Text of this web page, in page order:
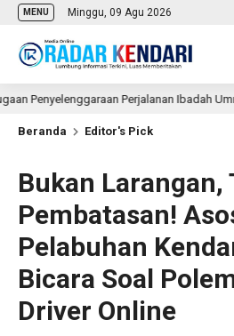
MENU Minggu, 09 Agu 2026
Perjalanan Ibadah Umrah
Beranda Editor's Pick
Bukan Larangan,
Pembatasan!
Pelabuhan
Bicara Soal
Driver Online